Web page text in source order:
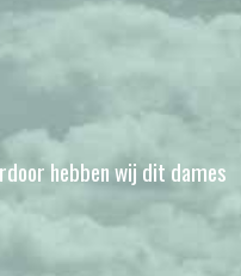
hebben wij dit dames